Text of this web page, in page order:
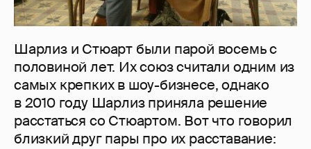
Шарлиз и Стюарт были парой восемь с
половиной лет. Их союз считали одним из
самых крепких в шоу-бизнесе, однако
в 2010 году Шарлиз приняла решение
расстаться со Стюартом. Вот что говорил
близкий друг пары про их расставание: